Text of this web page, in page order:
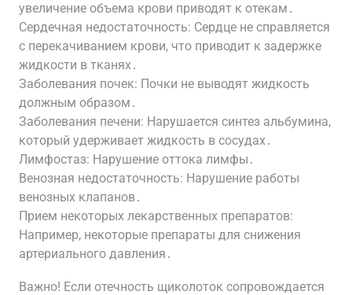
увеличение объема крови приводят к отекам․
Сердечная недостаточность: Сердце не справляется
с перекачиванием крови, что приводит к задержке
жидкости в тканях․
Заболевания почек: Почки не выводят жидкость
должным образом․
Заболевания печени: Нарушается синтез альбумина,
который удерживает жидкость в сосудах․
Лимфостаз: Нарушение оттока лимфы․
Венозная недостаточность: Нарушение работы
венозных клапанов․
Прием некоторых лекарственных препаратов:
Например, некоторые препараты для снижения
артериального давления․
Важно! Если отечность щиколоток сопровождается